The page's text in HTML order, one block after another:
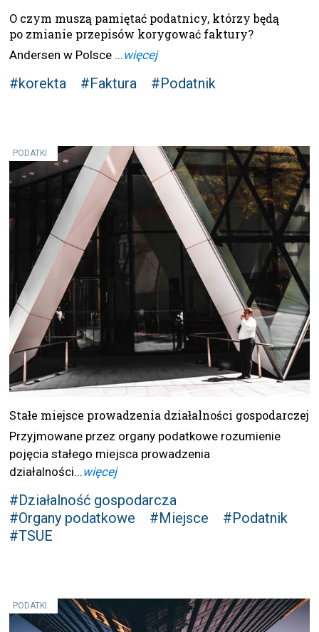
O czym muszą pamiętać podatnicy, którzy będą
po zmianie przepisów korygować faktury?
Andersen w Polsce ...więcej
#korekta #Faktura #Podatnik
PODATKI
Stałe miejsce prowadzenia działalności gospodarczej
Przyjmowane przez organy podatkowe rozumienie
pojęcia stałego miejsca prowadzenia
działalności...więcej
#Działalność gospodarcza
#Organy podatkowe
#Miejsce
#Podatnik
#TSUE
PODATKI